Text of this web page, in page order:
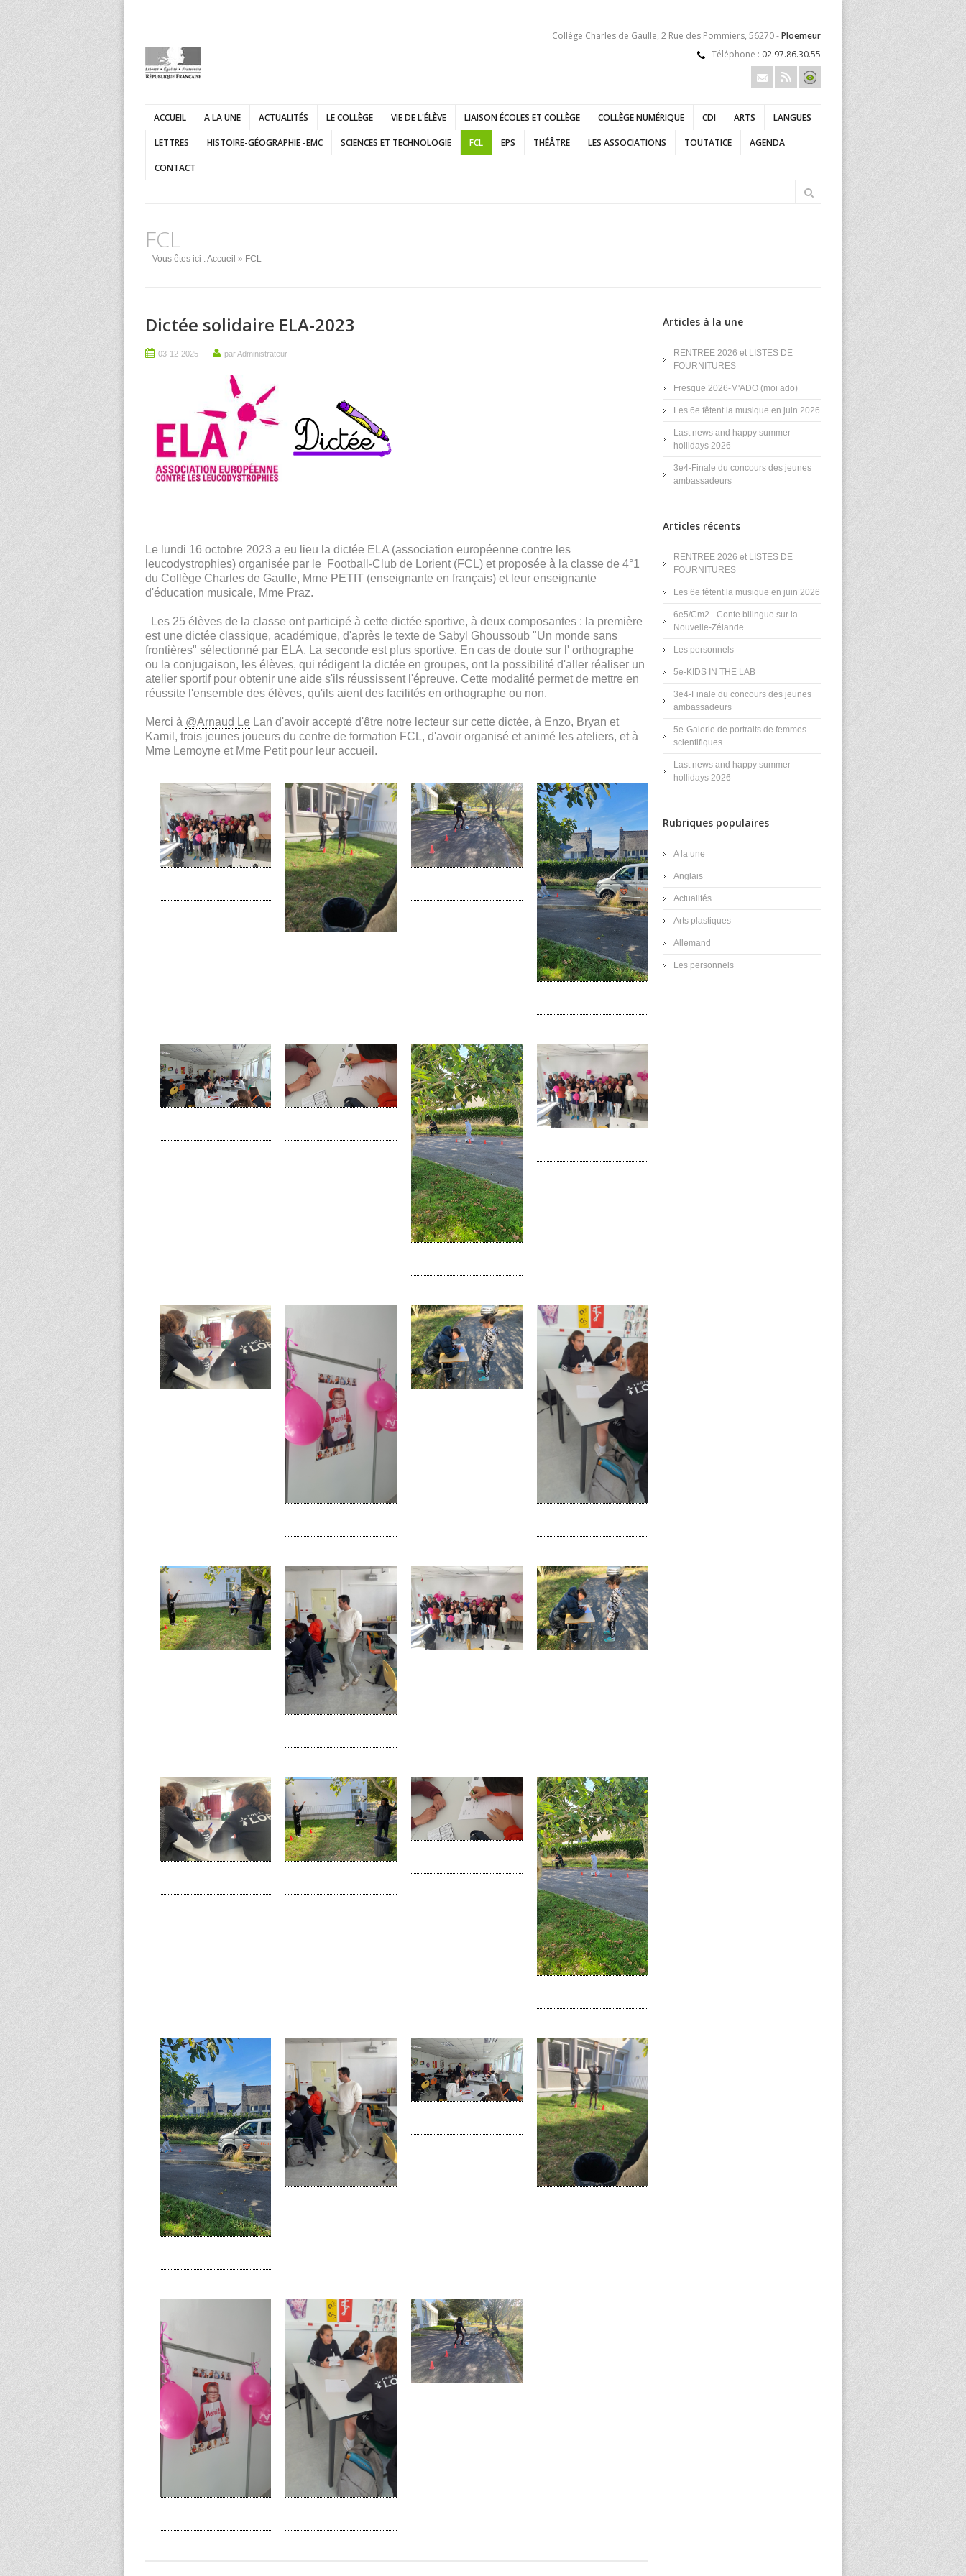
Collège Charles de Gaulle, 2 Rue des Pommiers, 56270 -Ploemeur
Téléphone : 02.97.86.30.55
ACCUEIL A LA UNE ACTUALITÉS LE COLLÈGE VIE DE L'ÉLÈVE LIAISON ÉCOLES ET COLLÈGE COLLÈGE NUMÉRIQUE CDI ARTS LANGUES
LETTRES HISTOIRE-GÉOGRAPHIE -EMC SCIENCES ET TECHNOLOGIE FCL EPS THÉÂTRE LES ASSOCIATIONS TOUTATICE AGENDA
CONTACT
FCL
Vous êtes ici :Accueil » FCL
Dictée solidaire ELA-2023
03-12-2025 par Administrateur
Le lundi 16 octobre 2023 a eu lieu la dictée ELA (association européenne contre les
leucodystrophies) organisée par le Football-Club de Lorient (FCL) et proposée à la classe de 4°1
du Collège Charles de Gaulle, Mme PETIT (enseignante en français) et leur enseignante
d'éducation musicale, Mme Praz.
Les 25 élèves de la classe ont participé à cette dictée sportive, à deux composantes : la première
est une dictée classique, académique, d'après le texte de Sabyl Ghoussoub "Un monde sans
frontières" sélectionné par ELA. La seconde est plus sportive. En cas de doute sur l' orthographe
ou la conjugaison, les élèves, qui rédigent la dictée en groupes, ont la possibilité d'aller réaliser un
atelier sportif pour obtenir une aide s'ils réussissent l'épreuve. Cette modalité permet de mettre en
réussite l'ensemble des élèves, qu'ils aient des facilités en orthographe ou non.
Merci à @Arnaud Le Lan d'avoir accepté d'être notre lecteur sur cette dictée, à Enzo, Bryan et
Kamil, trois jeunes joueurs du centre de formation FCL, d'avoir organisé et animé les ateliers, et à
Mme Lemoyne et Mme Petit pour leur accueil.
Articles à la une
RENTREE 2026 et LISTES DE
FOURNITURES
Fresque 2026-M'ADO (moi ado)
Les 6e fêtent la musique en juin 2026
Last news and happy summer
hollidays 2026
3e4-Finale du concours des jeunes
ambassadeurs
Articles récents
RENTREE 2026 et LISTES DE
FOURNITURES
Les 6e fêtent la musique en juin 2026
6e5/Cm2 - Conte bilingue sur la
Nouvelle-Zélande
Les personnels
5e-KIDS IN THE LAB
3e4-Finale du concours des jeunes
ambassadeurs
5e-Galerie de portraits de femmes
scientifiques
Last news and happy summer
hollidays 2026
Rubriques populaires
A la une
Anglais
Actualités
Arts plastiques
Allemand
Les personnels